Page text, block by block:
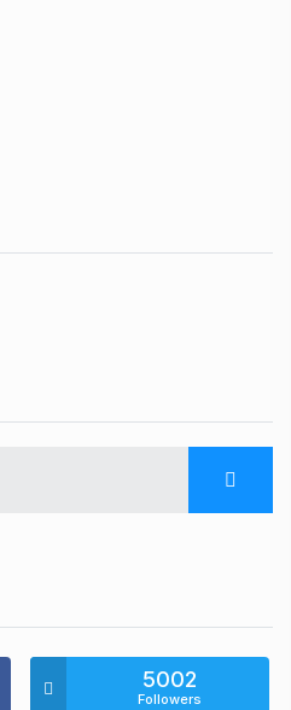
5002
Followers